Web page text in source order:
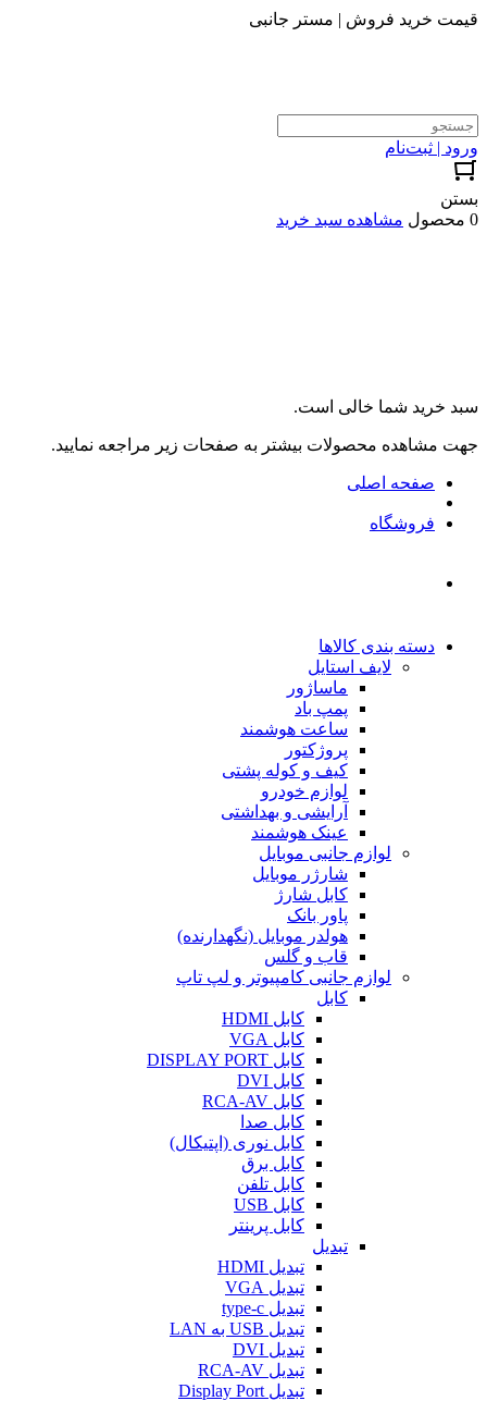
قیمت خرید فروش | مستر جانبی
ورود | ثبت‌نام
بستن
0 محصول
مشاهده سبد خرید
سبد خرید شما خالی است.
جهت مشاهده محصولات بیشتر به صفحات زیر مراجعه نمایید.
صفحه اصلی
فروشگاه
دسته بندی کالاها
لایف استایل
ماساژور
پمپ باد
ساعت هوشمند
پروژکتور
کیف و کوله پشتی
لوازم خودرو
آرایشی و بهداشتی
عینک هوشمند
لوازم جانبی موبایل
شارژر موبایل
کابل شارژ
پاور بانک
هولدر موبایل (نگهدارنده)
قاب و گلس
لوازم جانبی کامپیوتر و لپ تاپ
کابل
کابل HDMI
کابل VGA
کابل DISPLAY PORT
کابل DVI
کابل RCA-AV
کابل صدا
کابل نوری (اپتیکال)
کابل برق
کابل تلفن
کابل USB
کابل پرینتر
تبدیل
تبدیل HDMI
تبدیل VGA
تبدیل type-c
تبدیل USB به LAN
تبدیل DVI
تبدیل RCA-AV
تبدیل Display Port